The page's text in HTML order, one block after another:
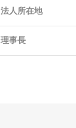
法人所在地
理事長